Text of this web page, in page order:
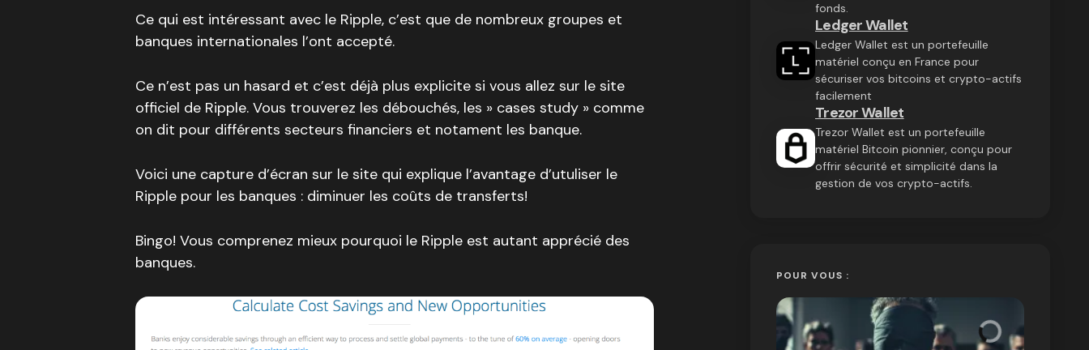
Ce qui est intéressant avec le Ripple, c’est que de nombreux groupes et
banques internationales l’ont accepté.
Ce n’est pas un hasard et c’est déjà plus explicite si vous allez sur le site
officiel de Ripple. Vous trouverez les débouchés, les » cases study » comme
on dit pour différents secteurs financiers et notament les banque.
Voici une capture d’écran sur le site qui explique l’avantage d’utuliser le
Ripple pour les banques : diminuer les coûts de transferts!
Bingo! Vous comprenez mieux pourquoi le Ripple est autant apprécié des
banques.
fonds.
Ledger Wallet
Ledger Wallet est un portefeuille
matériel conçu en France pour
sécuriser vos bitcoins et crypto-actifs
facilement
Trezor Wallet
Trezor Wallet est un portefeuille
matériel Bitcoin pionnier, conçu pour
offrir sécurité et simplicité dans la
gestion de vos crypto-actifs.
POUR VOUS :